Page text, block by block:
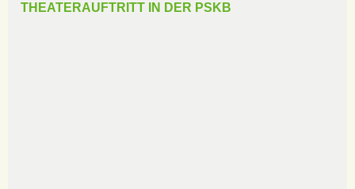
THEATERAUFTRITT IN DER PSKB